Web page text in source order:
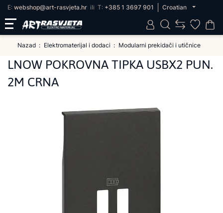
E: webshop@art-rasvjeta.hr ili T: +385 1 3697 901 Croatian
Nazad Elektromaterijal i dodaci Modularni prekidači i utičnice
LNOW POKROVNA TIPKA USBX2 PUN.
2M CRNA